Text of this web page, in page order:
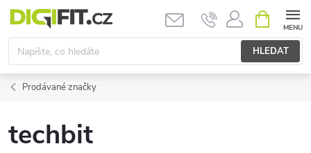
Přejít
obsah
HLEDAT
NÁKUPNÍ
KOŠÍK
Prodávané značky
techbit